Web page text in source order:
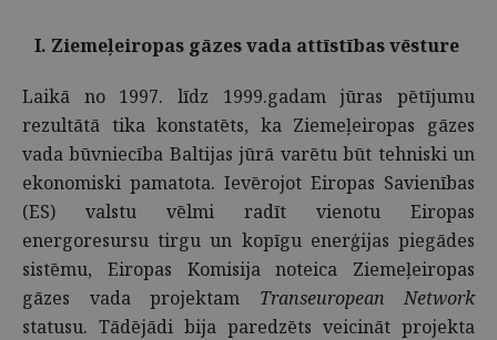
I. Ziemeļeiropas gāzes vada attīstības vēsture
Laikā no 1997. līdz 1999.gadam jūras pētījumu
rezultātā tika konstatēts, ka Ziemeļeiropas gāzes
vada būvniecība Baltijas jūrā varētu būt tehniski un
ekonomiski pamatota. Ievērojot Eiropas Savienības
(ES) valstu vēlmi radīt vienotu Eiropas
energoresursu tirgu un kopīgu enerģijas piegādes
sistēmu, Eiropas Komisija noteica Ziemeļeiropas
gāzes vada projektam Transeuropean Network
statusu. Tādējādi bija paredzēts veicināt projekta